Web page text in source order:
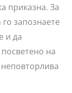
приказна. За
запознаете
и да
на